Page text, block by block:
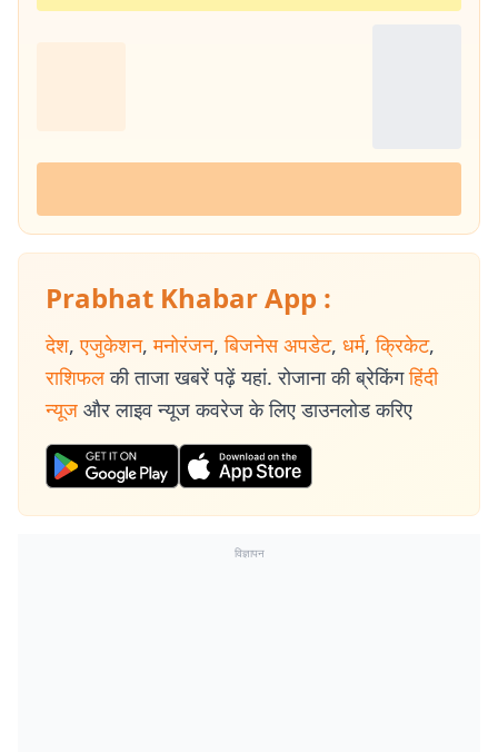
Prabhat Khabar App :
देश, एजुकेशन, मनोरंजन, बिजनेस अपडेट, धर्म, क्रिकेट,
राशिफल की ताजा खबरें पढ़ें यहां. रोजाना की ब्रेकिंग हिंदी
न्यूज और लाइव न्यूज कवरेज के लिए डाउनलोड करिए
विज्ञापन